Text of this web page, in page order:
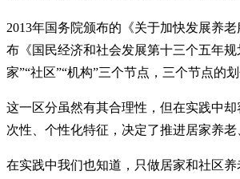
2013年国务院颁布的《关于加快发展养
布《国民经济和社会发展第十三个五年
家”“社区”“机构”三个节点，三个节点的
这一区分虽然有其合理性，但在实践中
次性、个性化特征，决定了推进居家养
在实践中我们也知道，只做居家和社区